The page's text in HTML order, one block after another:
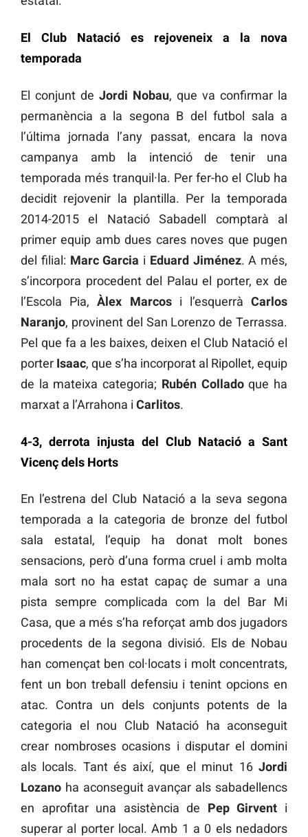
El Club Natació es rejoveneix a la nova
temporada
El conjunt de Jordi Nobau, que va confirmar la
permanència a la segona B del futbol sala a
l’última jornada l’any passat, encara la nova
campanya amb la intenció de tenir una
temporada més tranquil·la. Per fer-ho el Club ha
decidit rejovenir la plantilla. Per la temporada
2014-2015 el Natació Sabadell comptarà al
primer equip amb dues cares noves que pugen
del filial: Marc Garcia i Eduard Jiménez. A més,
s’incorpora procedent del Palau el porter, ex de
l’Escola Pia,Àlex Marcosi l’esquerràCarlos
Naranjo, provinent del San Lorenzo de Terrassa.
Pel que fa a les baixes, deixen el Club Natació el
porter Isaac, que s’ha incorporat al Ripollet, equip
de la mateixa categoria; Rubén Colladoque ha
marxat a l’Arrahona i Carlitos.
4-3, derrota injusta del Club Natació a Sant
Vicenç dels Horts
En l’estrena del Club Natació a la seva segona
temporada a la categoria de bronze del futbol
sala estatal, l’equip ha donat molt bones
sensacions, però d’una forma cruel i amb molta
mala sort no ha estat capaç de sumar a una
pista sempre complicada com la del Bar Mi
Casa, que a més s’ha reforçat amb dos jugadors
procedents de la segona divisió. Els de Nobau
han començat ben col·locats i molt concentrats,
fent un bon treball defensiu i tenint opcions en
atac. Contra un dels conjunts potents de la
categoria el nou Club Natació ha aconseguit
crear nombroses ocasions i disputar el domini
als locals. Tant és així, que el minut 16 Jordi
Lozano ha aconseguit avançar als sabadellencs
en aprofitar una asistència de Pep Girvent i
superar al porter local. Amb 1 a 0 els nedadors